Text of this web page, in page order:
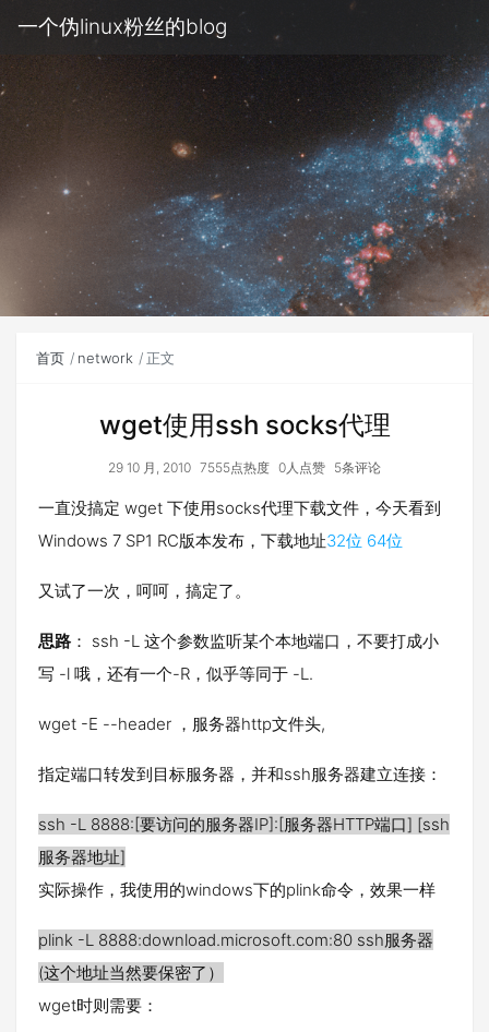
一个伪linux粉丝的blog
首页 network 正文
wget使用ssh socks代理
29 10 月, 2010 7555点热度 0人点赞 5条评论
一直没搞定 wget 下使用socks代理下载文件，今天看到
Windows 7 SP1 RC版本发布，下载地址32位 64位
又试了一次，呵呵，搞定了。
思路 ： ssh -L 这个参数监听某个本地端口，不要打成小
写 -l 哦，还有一个-R，似乎等同于 -L.
wget -E --header ，服务器http文件头,
指定端口转发到目标服务器，并和ssh服务器建立连接：
ssh -L 8888:[要访问的服务器IP]:[服务器HTTP端口] [ssh
服务器地址]
实际操作，我使用的windows下的plink命令，效果一样
plink -L 8888:download.microsoft.com:80 ssh服务器
(这个地址当然要保密了）
wget时则需要：